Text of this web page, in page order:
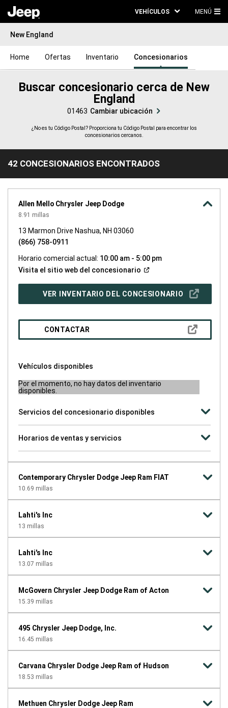
VEHÍCULOS MENÚ
New England
Home Ofertas Inventario Concesionarios
Buscar concesionario cerca de New
England​​​​​​​​​​​​​​
01463 Cambiar ubicación
¿No es tu Código Postal? Proporciona tu Código Postal para encontrar los
concesionarios cercanos.
42 CONCESIONARIOS ENCONTRADOS
42
ENCONTRADOS
Allen Mello Chrysler Jeep Dodge
8.91 millas
13 Marmon Drive Nashua, NH 03060
(866) 758-0911
Horario comercial actual: 10:00 am - 5:00 pm
Visita el sitio web del concesionario
(Abrir
una
ventana
nueva)
VER INVENTARIO DEL CONCESIONARIO (ABRIR
EN
NUEVA)
CONTACTAR
Vehículos disponibles
Por el momento, no hay datos del inventario
disponibles.
Servicios del concesionario disponibles
Horarios de ventas y servicios
Contemporary Chrysler Dodge Jeep Ram FIAT
10.69 millas
Lahti's Inc
13 millas
Lahti's Inc
13.07 millas
McGovern Chrysler Jeep Dodge Ram of Acton
15.39 millas
495 Chrysler Jeep Dodge, Inc.
16.45 millas
Carvana Chrysler Dodge Jeep Ram of Hudson
18.53 millas
Methuen Chrysler Dodge Jeep Ram